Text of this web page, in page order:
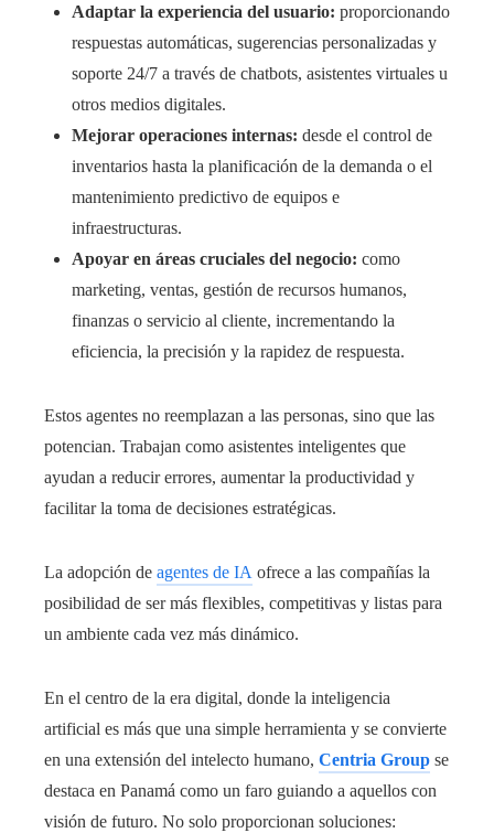
Adaptar la experiencia del usuario: proporcionando
respuestas automáticas, sugerencias personalizadas y
soporte 24/7 a través de chatbots, asistentes virtuales u
otros medios digitales.
Mejorar operaciones internas: desde el control de
inventarios hasta la planificación de la demanda o el
mantenimiento predictivo de equipos e
infraestructuras.
Apoyar en áreas cruciales del negocio: como
marketing, ventas, gestión de recursos humanos,
finanzas o servicio al cliente, incrementando la
eficiencia, la precisión y la rapidez de respuesta.
Estos agentes no reemplazan a las personas, sino que las
potencian. Trabajan como asistentes inteligentes que
ayudan a reducir errores, aumentar la productividad y
facilitar la toma de decisiones estratégicas.
La adopción de agentes de IA ofrece a las compañías la
posibilidad de ser más flexibles, competitivas y listas para
un ambiente cada vez más dinámico.
En el centro de la era digital, donde la inteligencia
artificial es más que una simple herramienta y se convierte
en una extensión del intelecto humano, Centria Group se
destaca en Panamá como un faro guiando a aquellos con
visión de futuro. No solo proporcionan soluciones: